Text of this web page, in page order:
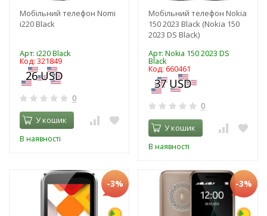
Мобільний телефон Nomi
i220 Black
Арт: i220 Black
Код: 321849
0
У кошик
В наявності
Мобільний телефон Nokia
150 2023 Black (Nokia 150
2023 DS Black)
Арт: Nokia 150 2023 DS
Black
Код: 660461
0
У кошик
В наявності
-3% -3%